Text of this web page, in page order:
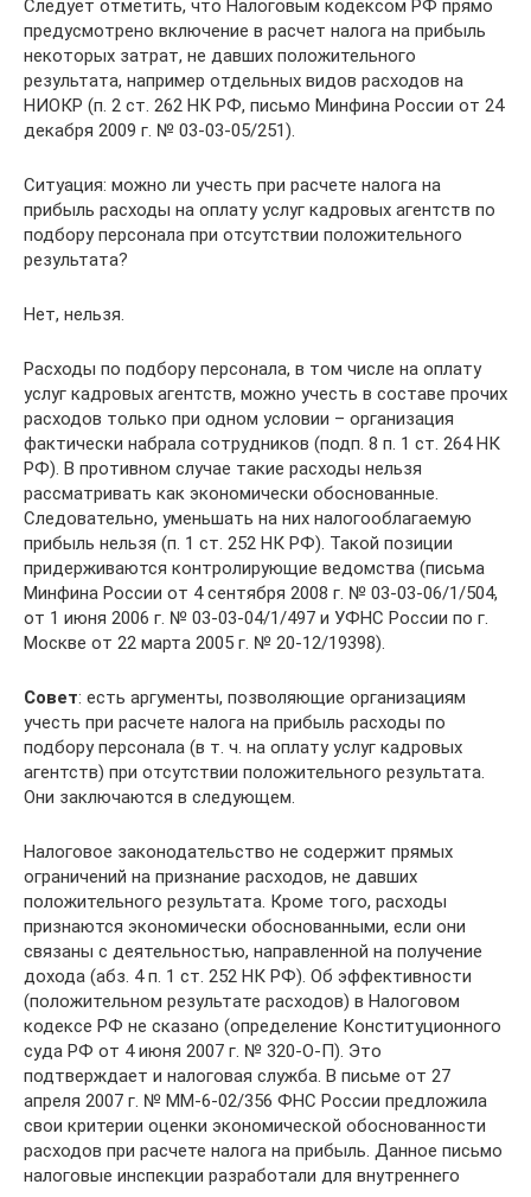
Следует отметить, что Налоговым кодексом РФ прямо
предусмотрено включение в расчет налога на прибыль
некоторых затрат, не давших положительного
результата, например отдельных видов расходов на
НИОКР (п. 2 ст. 262 НК РФ, письмо Минфина России от 24
декабря 2009 г. № 03-03-05/251).
Ситуация: можно ли учесть при расчете налога на
прибыль расходы на оплату услуг кадровых агентств по
подбору персонала при отсутствии положительного
результата?
Нет, нельзя.
Расходы по подбору персонала, в том числе на оплату
услуг кадровых агентств, можно учесть в составе прочих
расходов только при одном условии – организация
фактически набрала сотрудников (подп. 8 п. 1 ст. 264 НК
РФ). В противном случае такие расходы нельзя
рассматривать как экономически обоснованные.
Следовательно, уменьшать на них налогооблагаемую
прибыль нельзя (п. 1 ст. 252 НК РФ). Такой позиции
придерживаются контролирующие ведомства (письма
Минфина России от 4 сентября 2008 г. № 03-03-06/1/504,
от 1 июня 2006 г. № 03-03-04/1/497 и УФНС России по г.
Москве от 22 марта 2005 г. № 20-12/19398).
Совет: есть аргументы, позволяющие организациям
учесть при расчете налога на прибыль расходы по
подбору персонала (в т. ч. на оплату услуг кадровых
агентств) при отсутствии положительного результата.
Они заключаются в следующем.
Налоговое законодательство не содержит прямых
ограничений на признание расходов, не давших
положительного результата. Кроме того, расходы
признаются экономически обоснованными, если они
связаны с деятельностью, направленной на получение
дохода (абз. 4 п. 1 ст. 252 НК РФ). Об эффективности
(положительном результате расходов) в Налоговом
кодексе РФ не сказано (определение Конституционного
суда РФ от 4 июня 2007 г. № 320-О-П). Это
подтверждает и налоговая служба. В письме от 27
апреля 2007 г. № ММ-6-02/356 ФНС России предложила
свои критерии оценки экономической обоснованности
расходов при расчете налога на прибыль. Данное письмо
налоговые инспекции разработали для внутреннего